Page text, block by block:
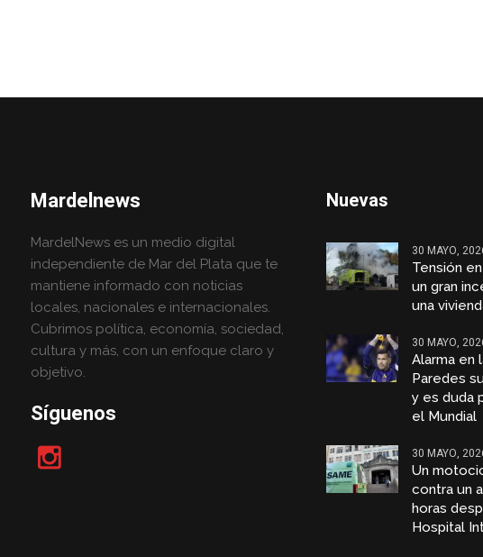
Mardelnews
MardelNews es un medio digital
independiente de Mar del Plata que te
mantiene informado con noticias
locales, nacionales e internacionales.
Cubrimos política, economía, sociedad,
cultura y más, con un enfoque claro y
objetivo.
Síguenos
Nuevas
30 MAYO,
Tensión
un gran
una
30 MAYO,
Alarma en
Paredes
y es duda
el Mundial
30 MAYO,
Un
contra un
horas
Hospital